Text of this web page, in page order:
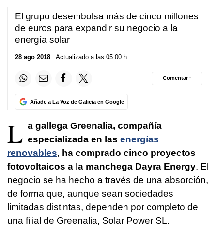
El grupo desembolsa más de cinco millones
de euros para expandir su negocio a la
energía solar
28 ago 2018 . Actualizado a las 05:00 h.
Añade a La Voz de Galicia en Google
Comentar ·
L a gallega Greenalia, compañía
especializada en las energías
renovables, ha comprado cinco proyectos
fotovoltaicos a la manchega Dayra Energy. El
negocio se ha hecho a través de una absorción,
de forma que, aunque sean sociedades
limitadas distintas, dependen por completo de
una filial de Greenalia, Solar Power SL.